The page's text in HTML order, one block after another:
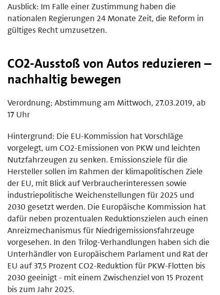
Ausblick: Im Falle einer Zustimmung haben die
nationalen Regierungen 24 Monate Zeit, die Reform in
gültiges Recht umzusetzen.
CO2-Ausstoß von Autos reduzieren –
nachhaltig bewegen
Verordnung; Abstimmung am Mittwoch, 27.03.2019, ab
17 Uhr
Hintergrund: Die EU-Kommission hat Vorschläge
vorgelegt, um CO2-Emissionen von PKW und leichten
Nutzfahrzeugen zu senken. Emissionsziele für die
Hersteller sollen im Rahmen der klimapolitischen Ziele
der EU, mit Blick auf Verbraucherinteressen sowie
industriepolitische Weichenstellungen für 2025 und
2030 gesetzt werden. Die Europäische Kommission hat
dafür neben prozentualen Reduktionszielen auch einen
Anreizmechanismus für Niedrigemissionsfahrzeuge
vorgesehen. In den Trilog-Verhandlungen haben sich die
Unterhändler von Europäischem Parlament und Rat der
EU auf 37,5 Prozent CO2-Reduktion für PKW-Flotten bis
2030 geeinigt - mit einem Zwischenziel von 15 Prozent
bis zum Jahr 2025.